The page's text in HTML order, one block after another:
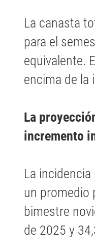
La canasta
para el
equivalente.
encima de la
La
incremento
La
un promedio
bimestre
de 2025 y